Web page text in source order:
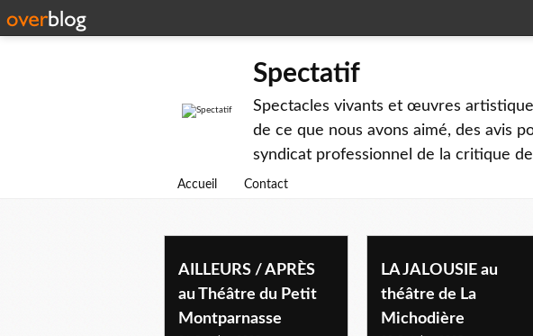
Spectatif
Spectacles vivants et œuvres
de ce que nous avons aimé, des avis
syndicat professionnel de la critique
Accueil Contact
AILLEURS / APRÈS
au Théâtre du Petit
Montparnasse
LA JALOUSIE au
théâtre de La
Michodière